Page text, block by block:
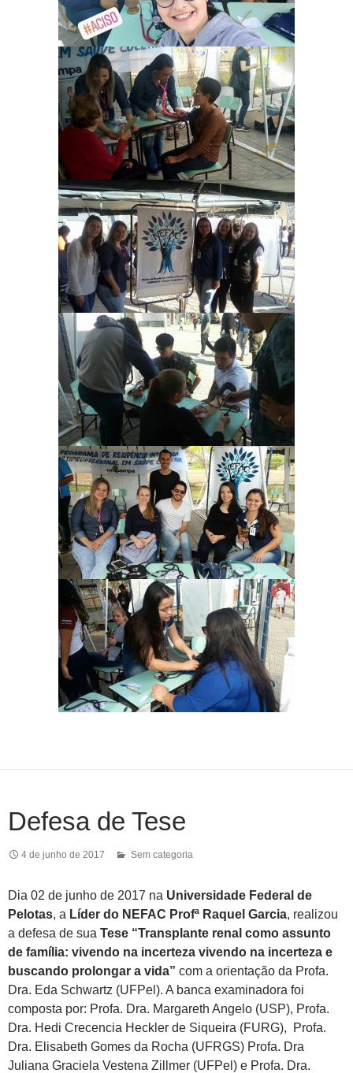
Defesa de Tese
4 de junho de 2017 Sem categoria
Dia 02 de junho de 2017 na Universidade Federal de
Pelotas, a Líder do NEFAC Profª Raquel Garcia, realizou
a defesa de sua Tese “Transplante renal como assunto
de família: vivendo na incerteza vivendo na incerteza e
buscando prolongar​ a vida” com a orientação da Profa.
Dra. Eda Schwartz (UFPel). A banca examinadora foi
composta por: Profa. Dra. Margareth Angelo (USP), Profa.
Dra. Hedi Crecencia Heckler de Siqueira (FURG), Profa.
Dra. Elisabeth Gomes da Rocha (UFRGS) Profa. Dra
Juliana Graciela Vestena Zillmer (UFPel) e Profa. Dra.